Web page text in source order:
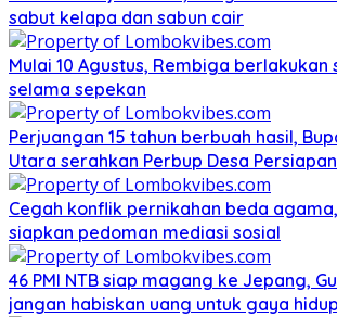
sabut kelapa dan sabun cair
Mulai 10 Agustus, Rembiga berlakukan
selama sepekan
Perjuangan 15 tahun berbuah hasil,
Utara serahkan Perbup Desa
Cegah konflik pernikahan beda
siapkan pedoman mediasi sosial
46 PMI NTB siap magang ke Jepang,
jangan habiskan uang untuk gaya hidup